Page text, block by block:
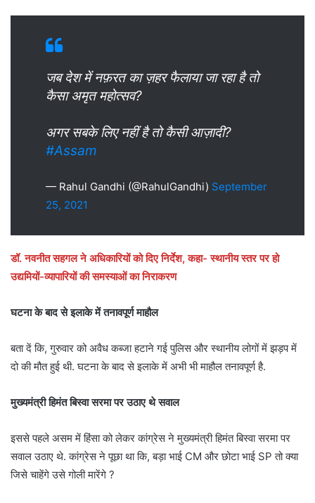
जब देश में नफ़रत का ज़हर फैलाया जा रहा है तो
कैसा अमृत महोत्सव?
अगर सबके लिए नहीं है तो कैसी आज़ादी?
#Assam
— Rahul Gandhi (@RahulGandhi) September
25, 2021
डॉ. नवनीत सहगल ने अधिकारियों को दिए निर्देश, कहा- स्थानीय स्तर पर हो
उद्यमियों-व्यापारियों की समस्याओं का निराकरण
घटना के बाद से इलाके में तनावपूर्ण माहौल
बता दें कि, गुरुवार को अवैध कब्जा हटाने गई पुलिस और स्थानीय लोगों में झड़प में
दो की मौत हुई थी. घटना के बाद से इलाके में अभी भी माहौल तनावपूर्ण है.
मुख्यमंत्री हिमंत बिस्वा सरमा पर उठाए थे सवाल
इससे पहले असम में हिंसा को लेकर कांग्रेस ने मुख्यमंत्री हिमंत बिस्वा सरमा पर
सवाल उठाए थे. कांग्रेस ने पूछा था कि, बड़ा भाई CM और छोटा भाई SP तो क्या
जिसे चाहेंगे उसे गोली मारेंगे ?